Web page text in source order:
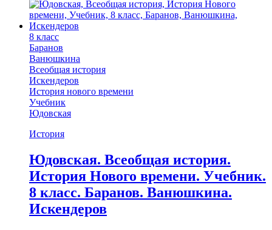
8 класс
Баранов
Ванюшкина
Всеобщая история
Искендеров
История нового времени
Учебник
Юдовская
История
Юдовская. Всеобщая история.
История Нового времени. Учебник.
8 класс. Баранов. Ванюшкина.
Искендеров